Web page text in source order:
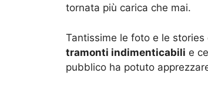
tornata più carica che mai.
Tantissime le foto e le
tramonti indimenticabili e
pubblico ha potuto